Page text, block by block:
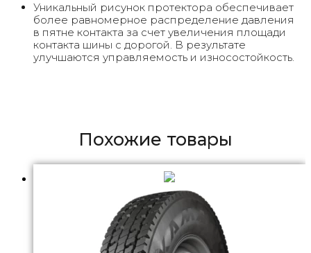
Уникальный рисунок протектора обеспечивает
более равномерное распределение давления
в пятне контакта за счет увеличения площади
контакта шины с дорогой. В результате
улучшаются управляемость и износостойкость.
Похожие товары